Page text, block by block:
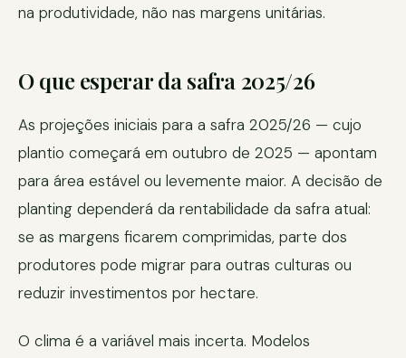
na produtividade, não nas margens unitárias.
O que esperar da safra 2025/26
As projeções iniciais para a safra 2025/26 — cujo
plantio começará em outubro de 2025 — apontam
para área estável ou levemente maior. A decisão de
planting dependerá da rentabilidade da safra atual:
se as margens ficarem comprimidas, parte dos
produtores pode migrar para outras culturas ou
reduzir investimentos por hectare.
O clima é a variável mais incerta. Modelos